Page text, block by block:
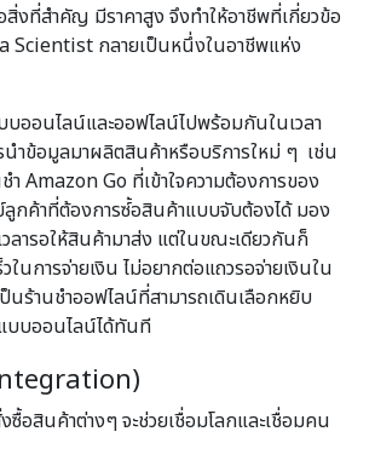
งที่สำคัญ มีราคาสูง จึงทำให้อาชีพที่เกี่ยวข้อ
Scientist กลายเป็นหนึ่งในอาชีพแห่ง
ออนไลน์และออฟไลน์ไปพร้อมกันในเวลา
นำข้อมูลมาผลิตสินค้าหรือบริการใหม่ ๆ เช่น
ำ Amazon Go ที่เข้าใจความต้องการของ
ลูกค้าที่ต้องการซ์้อสินค้าแบบจับต้องได้ มอง
ลารอให้สินค้ามาส่ง แต่ในขณะเดียวกันก็
ในการจ่ายเงิน ไม่อยากต่อแถวรอจ่ายเงินใน
ป็นร้านชำออฟไลน์ที่สามารถเดินเลือกหยิบ
บบออนไลน์ได้ทันที
ซื้อสินค้าต่างๆ จะช่วยเชื่อมโลกและเชื่อมคน